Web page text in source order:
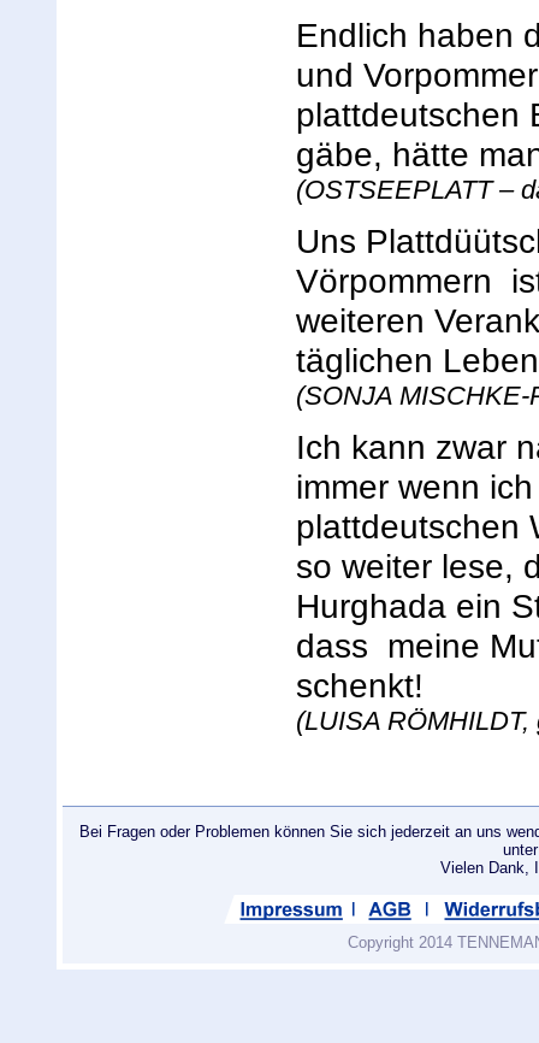
Endlich haben
und
plattdeutschen
gäbe, hätte
(OSTSEEPLATT –
Uns
Vörpommern
weiteren
täglichen
(SONJA MISCHKE-
Ich kann zwar
immer wenn
plattdeutschen
so weiter lese,
Hurghada ein
dass meine
schenkt!
(LUISA
Bei Fragen oder Problemen können Sie sich jederzeit an uns
Vielen Dank,
Copyright 2014